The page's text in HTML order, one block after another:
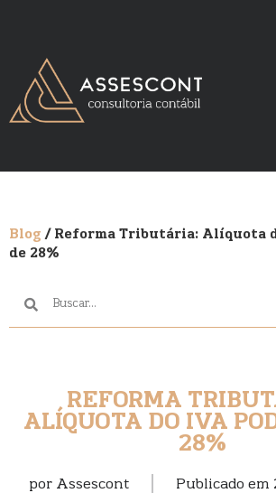
Blog/ Reforma Tributária: Alíquota
de 28%
REFORMA
ALÍQUOTA DO IVA
28%
por Assescont Publicado em